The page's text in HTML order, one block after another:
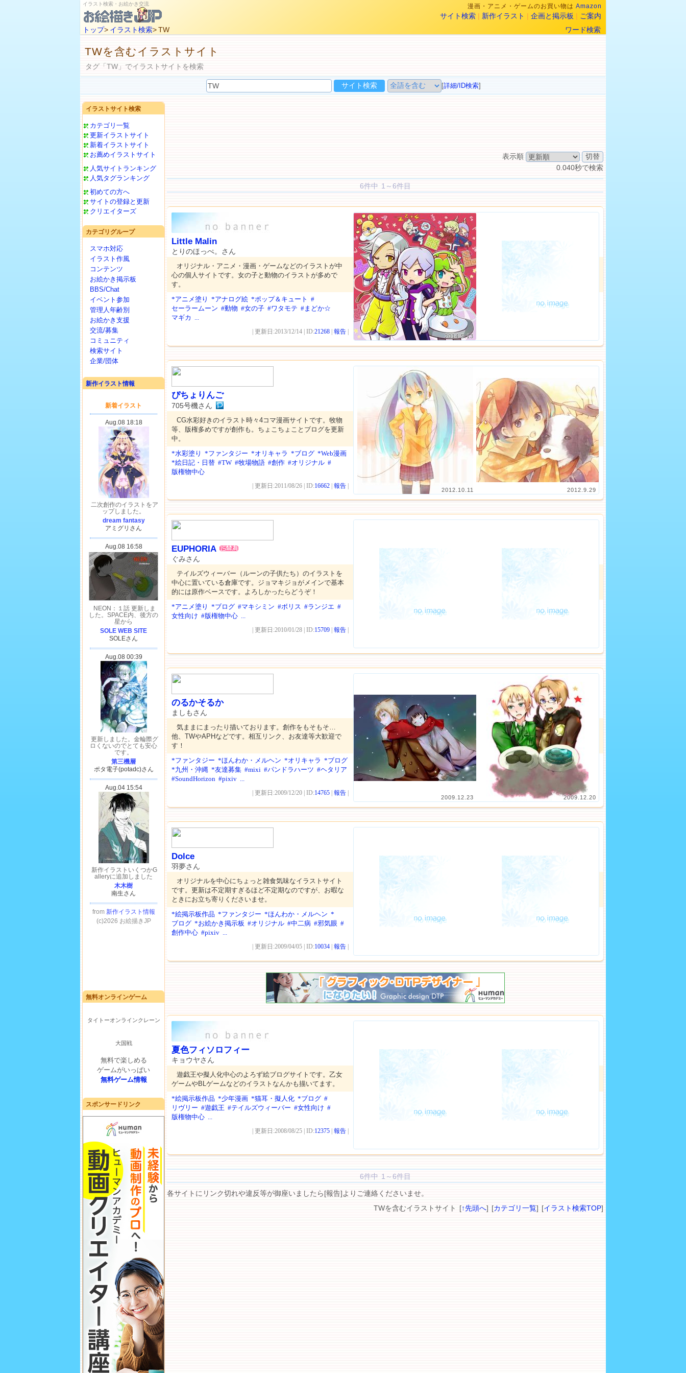
イラスト検索・お絵かき交流 漫画・アニメ・ゲームのお買い物は Amazon
サイト検索 | 新作イラスト | 企画と掲示板 | ご案内
トップ> イラスト検索> TW ワード検索
TWを含むイラストサイト
タグ「TW」でイラストサイトを検索
[詳細/ID検索]
イラストサイト検索
カテゴリ一覧
更新イラストサイト
新着イラストサイト
お薦めイラストサイト
人気サイトランキング
人気タグランキング
初めての方へ
サイトの登録と更新
クリエイターズ
カテゴリグループ
スマホ対応
イラスト作風
コンテンツ
お絵かき掲示板
BBS/Chat
イベント参加
管理人年齢別
お絵かき支援
交流/募集
コミュニティ
検索サイト
企業/団体
新作イラスト情報
無料オンラインゲーム
タイトーオンラインクレーン
大国戦
無料で楽しめる
ゲームがいっぱい
無料ゲーム情報
スポンサードリンク
表示順
0.040秒で検索
6件中 1～6件目
2014.5.13
Little Malin
とりのほっぺ。さん
オリジナル・アニメ・漫画・ゲームなどのイラストが中
心の個人サイトです。女の子と動物のイラストが多めで
す。
*アニメ塗り *アナログ絵 *ポップ＆キュート #
セーラームーン #動物 #女の子 #ワタモテ #まどか☆
マギカ ...
| 更新日:2013/12/14 | ID:21268 報告
2012.10.11 2012.9.29
ぴちょりんご
705号機さん
CG水彩好きのイラスト時々4コマ漫画サイトです。牧物
等、版権多めですが創作も。ちょこちょことブログを更新
中。
*水彩塗り *ファンタジー *オリキャラ *ブログ *Web漫画
*絵日記・日替 #TW #牧場物語 #創作 #オリジナル #
版権物中心
| 更新日:2011/08/26 | ID:16662 報告
EUPHORIA
ぐみさん
テイルズウィーバー（ルーンの子供たち）のイラストを
中心に置いている倉庫です。ジョマキジョがメインで基本
的には原作ベースです。よろしかったらどうぞ！
*アニメ塗り *ブログ #マキシミン #ボリス #ランジエ #
女性向け #版権物中心 ...
| 更新日:2010/01/28 | ID:15709 報告
2009.12.23 2009.12.20
のるかそるか
ましもさん
気ままにまったり描いております。創作をもそもそ…
他、TWやAPHなどです。相互リンク、お友達等大歓迎で
す！
*ファンタジー *ほんわか・メルヘン *オリキャラ *ブログ
*九州・沖縄 *友達募集 #mixi #パンドラハーツ #ヘタリア
#SoundHorizon #pixiv ...
| 更新日:2009/12/20 | ID:14765 報告
Dolce
羽夢さん
オリジナルを中心にちょっと雑食気味なイラストサイト
です。更新は不定期すぎるほど不定期なのですが、お暇な
ときにお立ち寄りくださいませ。
*絵掲示板作品 *ファンタジー *ほんわか・メルヘン *
ブログ *お絵かき掲示板 #オリジナル #中二病 #邪気眼 #
創作中心 #pixiv ...
| 更新日:2009/04/05 | ID:10034 報告
夏色フィソロフィー
キョウヤさん
遊戯王や擬人化中心のよろず絵ブログサイトです。乙女
ゲームやBLゲームなどのイラストなんかも描いてます。
*絵掲示板作品 *少年漫画 *猫耳・擬人化 *ブログ #
リヴリー #遊戯王 #テイルズウィーバー #女性向け #
版権物中心 ...
| 更新日:2008/08/25 | ID:12375 報告
6件中 1～6件目
各サイトにリンク切れや違反等が御座いましたら[報告]よりご連絡くださいませ。
TWを含むイラストサイト [↑先頭へ] [カテゴリ一覧] [イラスト検索TOP]